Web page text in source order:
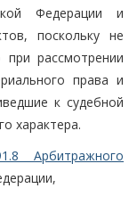
Федерации и
поскольку не
рассмотрении
права и
к судебной
характера.
Арбитражного